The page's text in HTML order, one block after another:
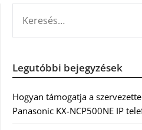
Legutóbbi bejegyzések
Hogyan támogatja a
Panasonic KX-NCP500NE IP